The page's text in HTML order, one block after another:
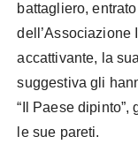
battagliero,
dell’Associazione
accattivante, la
suggestiva gli
“Il Paese
le sue pareti.